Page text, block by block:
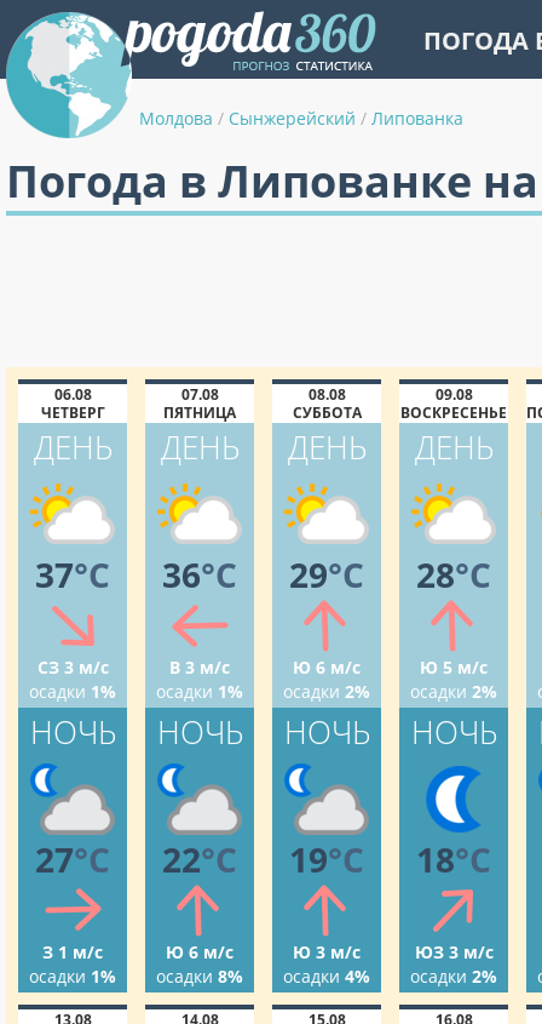
ПОГОДА
Молдова / Сынжерейский / Липованка
Погода в Липованке
06.08
ЧЕТВЕРГ
ДЕНЬ
37°C
СЗ 3 м/с
осадки 1%
НОЧЬ
27°C
З 1 м/с
осадки 1%
07.08
ПЯТНИЦА
ДЕНЬ
36°C
В 3 м/с
осадки 1%
НОЧЬ
22°C
Ю 6 м/с
осадки 8%
08.08
СУББОТА
ДЕНЬ
29°C
Ю 6 м/с
осадки 2%
НОЧЬ
19°C
Ю 3 м/с
осадки 4%
09.08
ВОСКРЕСЕНЬЕ
ДЕНЬ
28°C
Ю 5 м/с
осадки 2%
НОЧЬ
18°C
ЮЗ 3 м/с
осадки 2%
13.08
14.08
15.08
16.08